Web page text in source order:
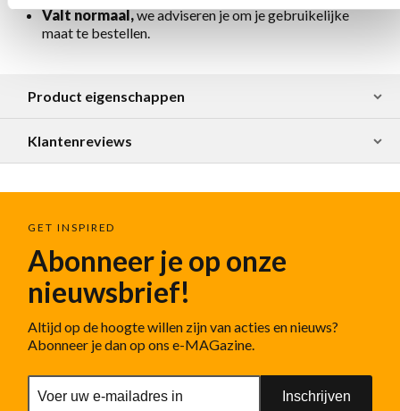
Valt normaal,we adviseren je om je gebruikelijke
maat te bestellen.
Product eigenschappen
Klantenreviews
GET INSPIRED
Abonneer je op onze
nieuwsbrief!
Altijd op de hoogte willen zijn van acties en nieuws?
Abonneer je dan op ons e-MAGazine.
Inschrijven